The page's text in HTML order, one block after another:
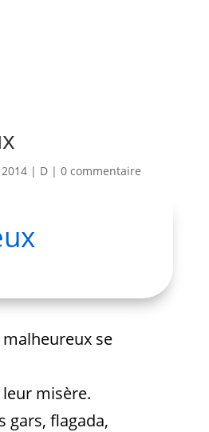
| D| 0 commentaire
se
misère.
gars, flagada,